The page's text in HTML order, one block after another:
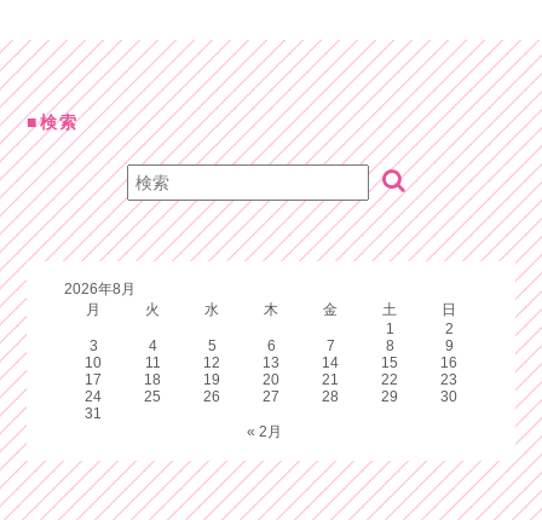
検索
2026年8月
月
火 水 木 金 土
日
1
2
3
4 5 6 7 8
9
10
11 12 13 14 15
16
17
18 19 20 21 22
23
24
25 26 27 28 29
30
31
« 2月